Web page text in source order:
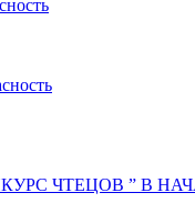
ЧТЕЦОВ ” В